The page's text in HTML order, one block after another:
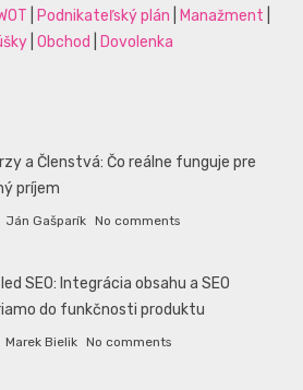
Podnikateľský plán Manažment
Obchod Dovolenka
a Členstvá: Čo reálne funguje pre
príjem
Ján Gašparík No comments
SEO: Integrácia obsahu a SEO
do funkčnosti produktu
Marek Bielik No comments